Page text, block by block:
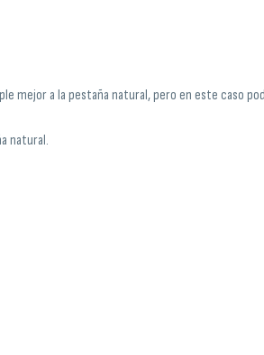
mejor a la pestaña natural, pero en este caso
natural.